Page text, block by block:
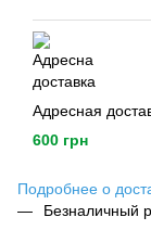
Адресная
600 грн
Подробнее о
Безналичный